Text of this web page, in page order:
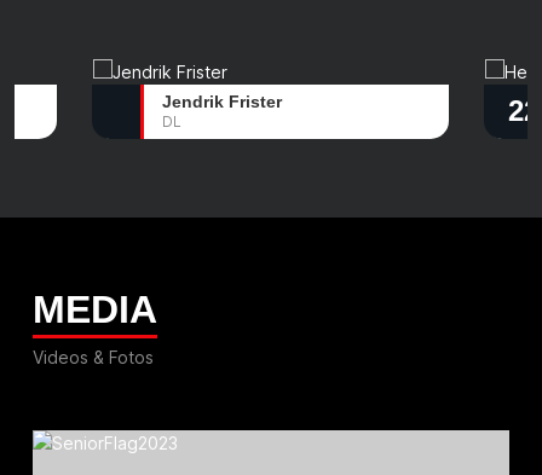
Jendrik Frister
DL 22
MEDIA
Videos & Fotos